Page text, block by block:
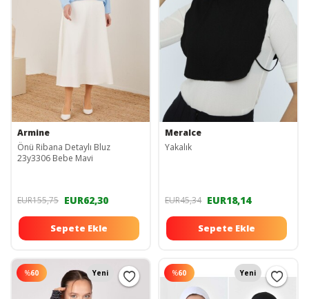
Armine
Önü Ribana Detaylı Bluz
23y3306 Bebe Mavi
EUR155,75 EUR62,30
Sepete Ekle
Meralce
Yakalık
EUR45,34 EUR18,14
Sepete Ekle
%60 Yeni %60 Yeni